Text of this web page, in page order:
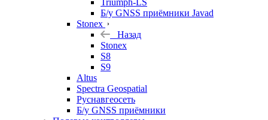
Triumph-LS
Б/у GNSS приёмники Javad
Stonex
Назад
Stonex
S8
S9
Altus
Spectra Geospatial
Руснавгеосеть
Б/у GNSS приёмники